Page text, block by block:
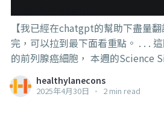
【我已經在chatgpt的幫助下盡量
完，可以拉到最下面看重點。 . . . 這圖是彩色電子顯微鏡下
的前列腺癌細胞， 本週的Science
科學家在研究中發現了一種針對
細胞的治療方法。 簡單來說，他們使用了一種能 #抑制 細
healthylanecons
2025年4月30日 • 2 min read